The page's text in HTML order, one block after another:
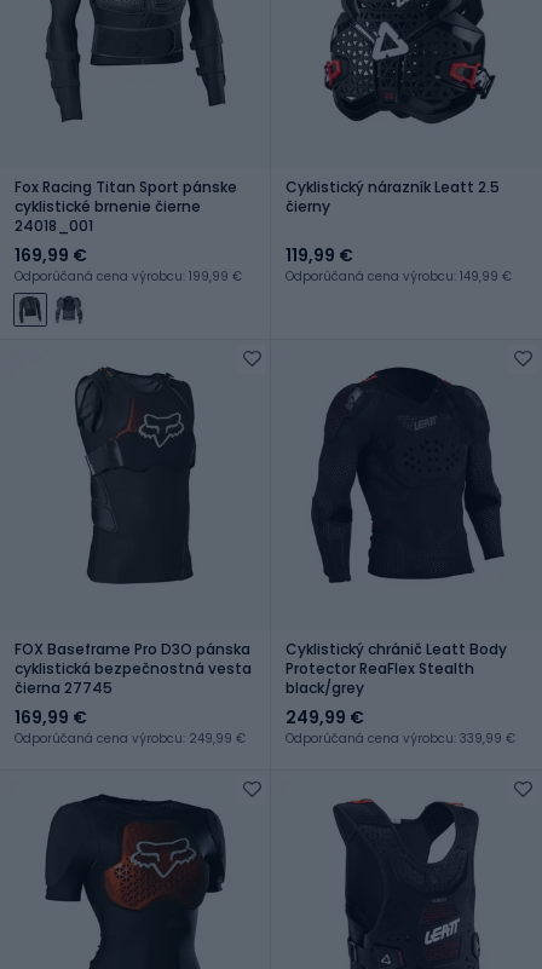
Fox Racing Titan Sport pánske
cyklistické brnenie čierne
24018_001
169,99 €
Odporúčaná cena výrobcu: 199,99 €
Cyklistický nárazník Leatt 2.5
čierny
119,99 €
Odporúčaná cena výrobcu: 149,99 €
FOX Baseframe Pro D3O pánska
cyklistická bezpečnostná vesta
čierna 27745
169,99 €
Odporúčaná cena výrobcu: 249,99 €
Cyklistický chránič Leatt Body
Protector ReaFlex Stealth
black/grey
249,99 €
Odporúčaná cena výrobcu: 339,99 €